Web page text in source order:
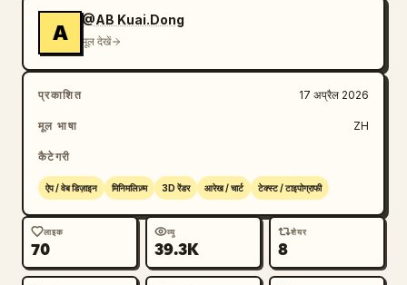
A
@AB Kuai.Dong
मूल देखें
प्रकाशित 17 अप्रैल 2026
मूल भाषा ZH
कैटेगरी
ऐप / वेब डिज़ाइन मिनिमलिज़्म 3D रेंडर आरेख / चार्ट टेक्स्ट / टाइपोग्राफी
लाइक
70
व्यू
39.3K
शेयर
8